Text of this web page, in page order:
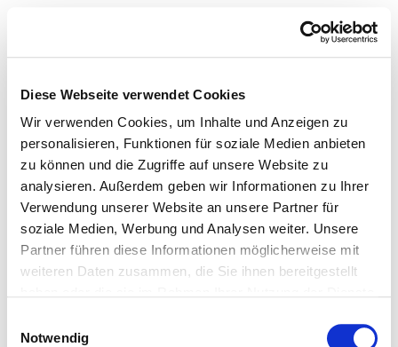
Diese Webseite verwendet Cookies
Wir verwenden Cookies, um Inhalte und Anzeigen zu
personalisieren, Funktionen für soziale Medien anbieten
zu können und die Zugriffe auf unsere Website zu
analysieren. Außerdem geben wir Informationen zu Ihrer
Verwendung unserer Website an unsere Partner für
soziale Medien, Werbung und Analysen weiter. Unsere
Partner führen diese Informationen möglicherweise mit
weiteren Daten zusammen, die Sie ihnen bereitgestellt
Notwendig